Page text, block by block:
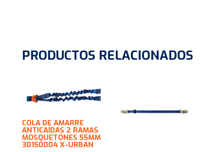
PRODUCTOS RELACIONADOS
COLA DE AMARRE
ANTICAÍDAS 2 RAMAS
MOSQUETONES 55MM
30150004 X-URBAN